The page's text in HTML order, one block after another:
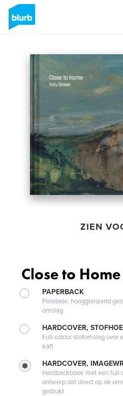
ZIEN
Close to
PAPERBACK
Flexibele, hoogglanzend
omslag
HARDCOVER,
Full-colour stofomslag over
kaft
HARDCOVER,
Hardbackboek met een full-
ontwerp dat direct op de
gedrukt